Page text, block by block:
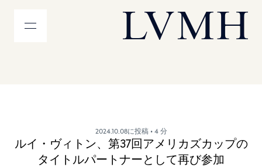
メニュー LVMH ホームページ
ルイ・ヴィトン、第37回アメリカズカップの
タイトルパートナーとして再び参加
2024.10.08に投稿• 4 分